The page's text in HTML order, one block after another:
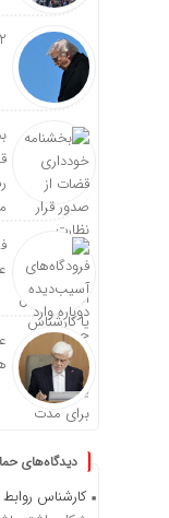
۲ مشکل جدی ترامپ از نگاه سی‌ان‌ان
دیدگاه‌های
کارشناس